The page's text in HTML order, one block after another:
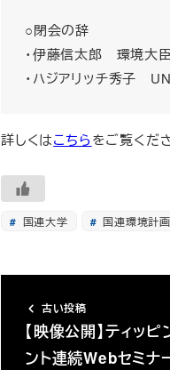
○閉会の辞
・伊藤信太郎 環境大臣
・ハジアリッチ秀子
詳しくはこちらをご覧くだ
国連大学 国連環境計画
古い投稿
【映像公開】ティッピ
ント連続Webセミナ